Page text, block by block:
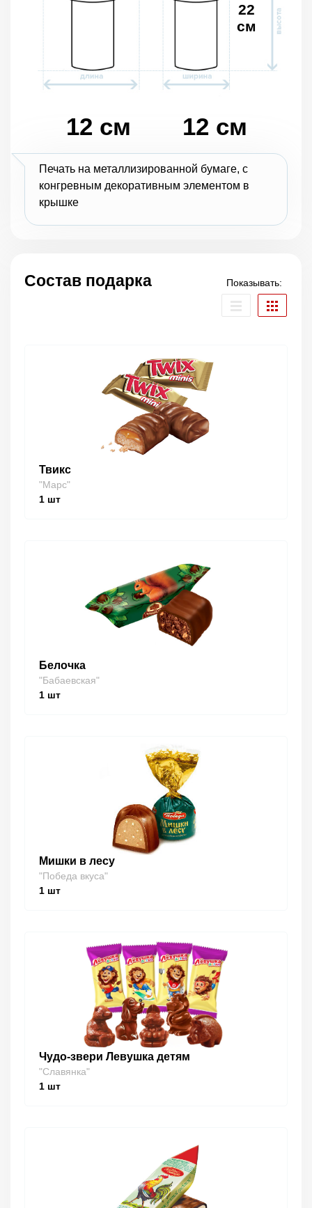
12 см 12 см
22
см
Печать на металлизированной бумаге, с
конгревным декоративным элементом в
крышке
Состав подарка Показывать:
Твикс
"Марс"
1 шт
Белочка
"Бабаевская"
1 шт
Мишки в лесу
"Победа вкуса"
1 шт
Чудо-звери Левушка детям
"Славянка"
1 шт